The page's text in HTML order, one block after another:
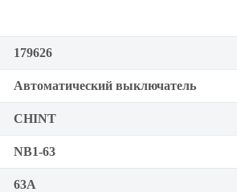
179626
Автоматический выключатель
CHINT
NB1-63
63А